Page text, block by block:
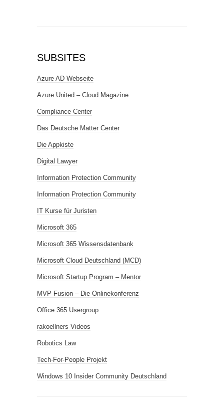
SUBSITES
Azure AD Webseite
Azure United – Cloud Magazine
Compliance Center
Das Deutsche Matter Center
Die Appkiste
Digital Lawyer
Information Protection Community
Information Protection Community
IT Kurse für Juristen
Microsoft 365
Microsoft 365 Wissensdatenbank
Microsoft Cloud Deutschland (MCD)
Microsoft Startup Program – Mentor
MVP Fusion – Die Onlinekonferenz
Office 365 Usergroup
rakoellners Videos
Robotics Law
Tech-For-People Projekt
Windows 10 Insider Community Deutschland